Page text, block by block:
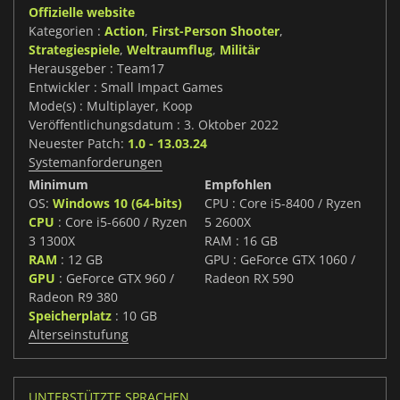
Offizielle website
Kategorien : Action, First-Person Shooter,
Strategiespiele, Weltraumflug, Militär
Herausgeber : Team17
Entwickler : Small Impact Games
Mode(s) : Multiplayer, Koop
Veröffentlichungsdatum : 3. Oktober 2022
Neuester Patch: 1.0 - 13.03.24
Systemanforderungen
Minimum
OS: Windows 10 (64-bits)
CPU : Core i5-6600 / Ryzen
3 1300X
RAM : 12 GB
GPU : GeForce GTX 960 /
Radeon R9 380
Speicherplatz : 10 GB
Empfohlen
CPU : Core i5-8400 / Ryzen
5 2600X
RAM : 16 GB
GPU : GeForce GTX 1060 /
Radeon RX 590
Alterseinstufung